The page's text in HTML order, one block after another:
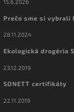
15.6.2026
Prečo sme si vybrali
28.11.2024
Ekologická drogéria
23.12.2019
SONETT certifikáty
22.11.2019